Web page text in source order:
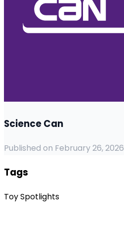
Science Can
Published on February 26, 2026
Tags
Toy Spotlights